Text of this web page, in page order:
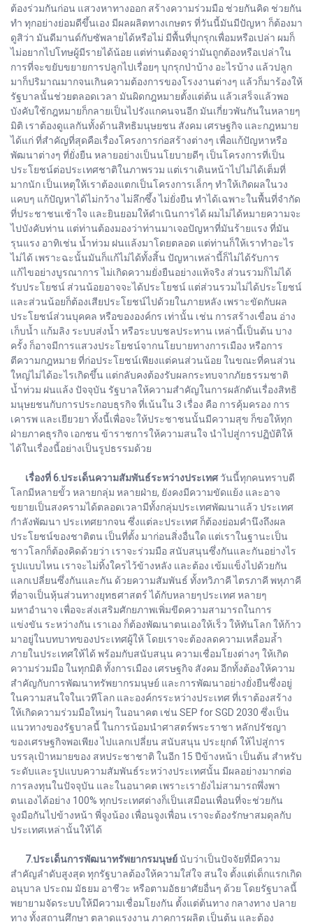
ต้องร่วมกันก่อน แสวงหาทางออก สร้างความร่วมมือ ช่วยกันคิด ช่วยกัน
ทำ ทุกอย่างย่อมดีขึ้นเอง มีผลผลิตทางเกษตร ที่วันนี้มันมีปัญหา ก็ต้องมา
ดูสิว่า มันดีมานด์กับซัพลายได้หรือไม่ มีพื้นที่บุกรุกเพื่อมหรือเปล่า ผมก็
ไม่อยากไปโทษผู้มีรายได้น้อย แต่ท่านต้องดูว่ามันถูกต้องหรือเปล่าใน
การที่จะขยับขยายการปลูกไปเรื่อยๆ บุกรุกป่าบ้าง อะไรบ้าง แล้วปลูก
มาก็ปริมาณมากจนเกินความต้องการของโรงงานต่างๆ แล้วก็มาร้องให้
รัฐบาลนั้นช่วยตลอดเวลา มันผิดกฎหมายตั้งแต่ต้น แล้วเสร็จแล้วพอ
บังคับใช้กฎหมายก็กลายเป็นไปรังแกคนจนอีก มันเกี่ยวพันกันในหลายๆ
มิติ เราต้องดูแลกันทั้งด้านสิทธิมนุษยชน สังคม เศรษฐกิจ และกฎหมาย
ได้แก่ ที่สำคัญที่สุดคือเรื่องโครงการก่อสร้างต่างๆ เพื่อแก้ปัญหาหรือ
พัฒนาต่างๆ ที่ยั่งยืน หลายอย่างเป็นนโยบายดีๆ เป็นโครงการที่เป็น
ประโยชน์ต่อประเทศชาติในภาพรวม แต่เราเดินหน้าไปไม่ได้เต็มที่
มากนัก เป็นเหตุให้เราต้องแตกเป็นโครงการเล็กๆ ทำให้เกิดผลในวง
แคบๆ แก้ปัญหาได้ไม่กว้าง ไม่ลึกซึ้ง ไม่ยั่งยืน ทำได้เฉพาะในพื้นที่จำกัด
ที่ประชาชนเช้าใจ และยินยอมให้ดำเนินการได้ ผมไม่ได้หมายความจะ
ไปบังคับท่าน แต่ท่านต้องมองว่าท่านมาเจอปัญหาที่มันร้ายแรง ที่มัน
รุนแรง อาทิเช่น น้ำท่วม ฝนแล้งมาโดยตลอด แต่ท่านก็ให้เราทำอะไร
ไม่ได้ เพราะฉะนั้นมันก็แก้ไม่ได้ทั้งสิ้น ปัญหาเหล่านี้ก็ไม่ได้รับการ
แก้ไขอย่างบูรณาการ ไม่เกิดความยั่งยืนอย่างแท้จริง ส่วนรวมก็ไม่ได้
รับประโยชน์ ส่วนน้อยอาจจะได้ประโยชน์ แต่ส่วนรวมไม่ได้ประโยชน์
และส่วนน้อยก็ต้องเสียประโยชน์ไปด้วยในภายหลัง เพราะขัดกับผล
ประโยชน์ส่วนบุคคล หรือขององค์กร เท่านั้น เช่น การสร้างเขื่อน อ่าง
เก็บน้ำ แก้มลิง ระบบส่งน้ำ หรือระบบชลประทาน เหล่านี้เป็นต้น บาง
ครั้ง ก็อาจมีการแสวงประโยชน์จากนโยบายทางการเมือง หรือการ
ตีความกฎหมาย ที่ก่อประโยชน์เพียงแต่คนส่วนน้อย ในขณะที่คนส่วน
ใหญ่ไม่ได้อะไรเกิดขึ้น แต่กลับคงต้องรับผลกระทบจากภัยธรรมชาติ
น้ำท่วม ฝนแล้ง ปัจจุบัน รัฐบาลให้ความสำคัญในการผลักดันเรื่องสิทธิ
มนุษยชนกับการประกอบธุรกิจ ที่เน้นใน 3 เรื่อง คือ การคุ้มครอง การ
เคารพ และเยียวยา ทั้งนี้เพื่อจะให้ประชาชนนั้นมีความสุข ก็ขอให้ทุก
ฝ่ายภาคธุรกิจ เอกชน ข้าราชการให้ความสนใจ นำไปสู่การปฏิบัติให้
ได้ในเรื่องนี้อย่างเป็นรูปธรรมด้วย
เรื่องที่ 6.ประเด็นความสัมพันธ์ระหว่างประเทศวันนี้ทุกคนทราบดี
โลกมีหลายขั้ว หลายกลุ่ม หลายฝ่าย, ยังคงมีความขัดแย้ง และอาจ
ขยายเป็นสงครามได้ตลอดเวลามีทั้งกลุ่มประเทศพัฒนาแล้ว ประเทศ
กำลังพัฒนา ประเทศยากจน ซึ่งแต่ละประเทศ ก็ต้องย่อมคำนึงถึงผล
ประโยชน์ของชาติตน เป็นที่ตั้ง มาก่อนสิ่งอื่นใด แต่เราในฐานะเป็น
ชาวโลกก็ต้องคิดด้วยว่า เราจะร่วมมือ สนับสนุนซึ่งกันและกันอย่างไร
รูปแบบไหน เราจะไม่ทิ้งใครไว้ข้างหลัง และต้อง เข้มแข็งไปด้วยกัน
แลกเปลี่ยนซึ่งกันและกัน ด้วยความสัมพันธ์ ทั้งทวิภาคี ไตรภาคี พหุภาคี
ที่อาจเป็นหุ้นส่วนทางยุทธศาสตร์ ได้กับหลายๆประเทศ หลายๆ
มหาอำนาจ เพื่อจะส่งเสริมศักยภาพเพิ่มขีดความสามารถในการ
แข่งขัน ระหว่างกัน เราเอง ก็ต้องพัฒนาตนเองให้เร็ว ให้ทันโลก ให้ก้าว
มาอยู่ในบทบาทของประเทศผู้ให้ โดยเราจะต้องลดความเหลื่อมล้ำ
ภายในประเทศให้ได้ พร้อมกับสนับสนุน ความเชื่อมโยงต่างๆ ให้เกิด
ความร่วมมือ ในทุกมิติ ทั้งการเมือง เศรษฐกิจ สังคม อีกทั้งต้องให้ความ
สำคัญกับการพัฒนาทรัพยากรมนุษย์ และการพัฒนาอย่างยั่งยืนซึ่งอยู่
ในความสนใจในเวทีโลก และองค์กรระหว่างประเทศ ที่เราต้องสร้าง
ให้เกิดความร่วมมือใหม่ๆ ในอนาคต เช่น SEP for SGD 2030 ซึ่งเป็น
แนวทางของรัฐบาลนี้ ในการน้อมนำศาสตร์พระราชา หลักปรัชญา
ของเศรษฐกิจพอเพียง ไปแลกเปลี่ยน สนับสนุน ประยุกต์ ให้ไปสู่การ
บรรลุเป้าหมายของ สหประชาชาติ ในอีก 15 ปีข้างหน้า เป็นต้น สำหรับ
ระดับและรูปแบบความสัมพันธ์ระหว่างประเทศนั้น มีผลอย่างมากต่อ
การลงทุนในปัจจุบัน และในอนาคต เพราะเรายังไม่สามารถพึ่งพา
ตนเองได้อย่าง 100% ทุกประเทศต่างก็เป็นเสมือนเพื่อนที่จะช่วยกัน
จูงมือกันไปข้างหน้า พี่จูงน้อง เพื่อนจูงเพื่อน เราจะต้องรักษาสมดุลกับ
ประเทศเหล่านั้นให้ได้
7.ประเด็นการพัฒนาทรัพยากรมนุษย์นับว่าเป็นปัจจัยที่มีความ
สำคัญลำดับสูงสุด ทุกรัฐบาลต้องให้ความใส่ใจ สนใจ ตั้งแต่เด็กแรกเกิด
อนุบาล ประถม มัธยม อาชีวะ หรือตามอัธยาศัยอื่นๆ ด้วย โดยรัฐบาลนี้
พยายามจัดระบบให้มีความเชื่อมโยงกัน ตั้งแต่ต้นทาง กลางทาง ปลาย
ทาง ทั้งสถานศึกษา ตลาดแรงงาน ภาคการผลิต เป็นต้น และต้อง